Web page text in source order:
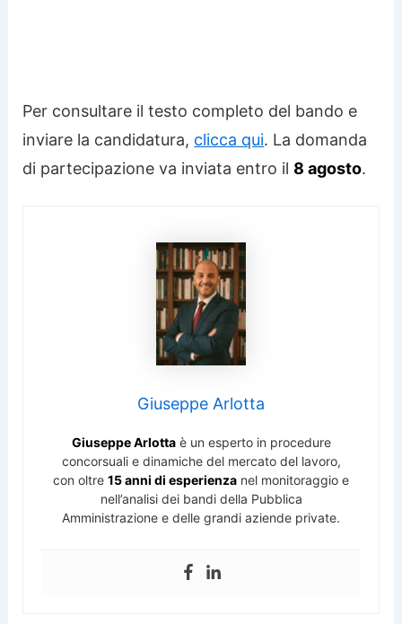
Per consultare il testo completo del bando e
inviare la candidatura, clicca qui. La domanda
di partecipazione va inviata entro il 8 agosto.
Giuseppe Arlotta
Giuseppe Arlottaè un esperto in procedure
concorsuali e dinamiche del mercato del lavoro,
con oltre 15 anni di esperienza nel monitoraggio e
nell’analisi dei bandi della Pubblica
Amministrazione e delle grandi aziende private.